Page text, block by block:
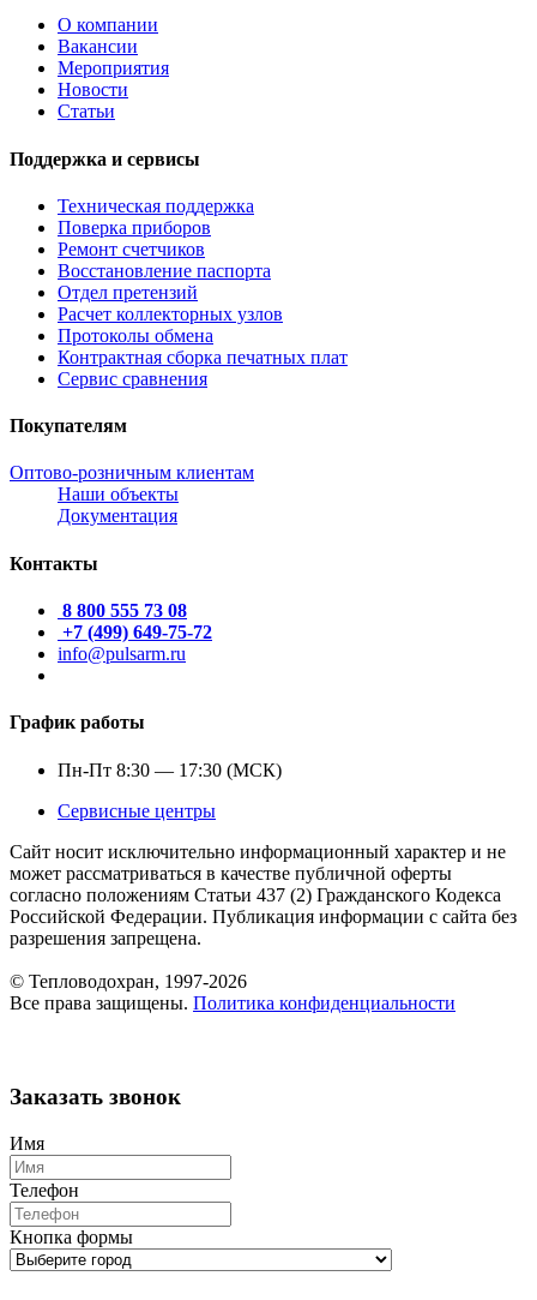
О компании
Вакансии
Мероприятия
Новости
Статьи
Поддержка и сервисы
Техническая поддержка
Поверка приборов
Ремонт счетчиков
Восстановление паспорта
Отдел претензий
Расчет коллекторных узлов
Протоколы обмена
Контрактная сборка печатных плат
Сервис сравнения
Покупателям
Оптово-розничным клиентам
Наши объекты
Документация
Контакты
8 800 555 73 08
+7 (499) 649-75-72
info@pulsarm.ru
График работы
Пн-Пт 8:30 — 17:30 (МСК)
Сервисные центры
Сайт носит исключительно информационный характер и не
может рассматриваться в качестве публичной оферты
согласно положениям Статьи 437 (2) Гражданского Кодекса
Российской Федерации. Публикация информации с сайта без
разрешения запрещена.
© Тепловодохран, 1997-2026
Все права защищены. Политика конфиденциальности
Заказать звонок
Имя
Телефон
Кнопка формы